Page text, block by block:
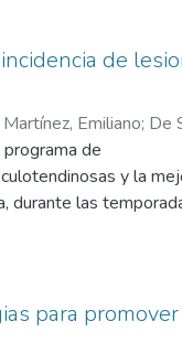
seem to be
investigated the
sand training. In
Despite presenting
types of surfaces to
adaptations.
neuromuscular
included studies
on rigid
is crucial to consider
de
Martínez, Emiliano; De
de
y la
durante las
la importancia de la
y
entre los 18 y 34
y después de la
para